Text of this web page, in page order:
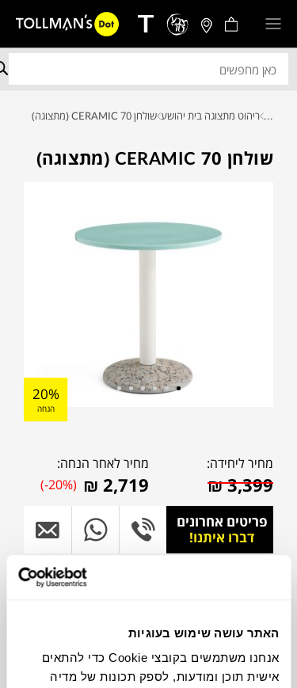
האתר עושה שימוש בעוגיות
אנחנו משתמשים בקובצי Cookie כדי להתאים
אישית תוכן ומודעות, לספק תכונות של מדיה
... ריהוט מתצוגה בית יהושע שולחן CERAMIC 70 (מתצוגה)
שולחן CERAMIC 70 (מתצוגה)
20%
הנחה
מחיר ליחידה:
₪3,399
מחיר לאחר הנחה:
₪ 2,719
(-20%)
פריטים אחרונים
דברו איתנו!